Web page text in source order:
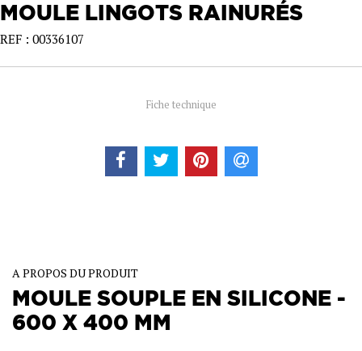
MOULE LINGOTS RAINURÉS
REF : 00336107
Fiche technique
A PROPOS DU PRODUIT
MOULE SOUPLE EN SILICONE -
600 X 400 MM